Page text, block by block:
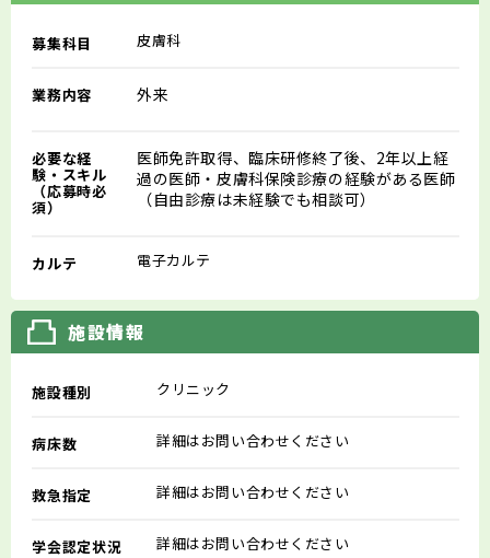
募集科目 皮膚科
業務内容 外来
必要な経
験・スキル
（応募時必
須）
医師免許取得、臨床研修終了後、2年以上経
過の医師・皮膚科保険診療の経験がある医師
（自由診療は未経験でも相談可）
カルテ 電子カルテ
施設情報
施設種別 クリニック
病床数 詳細はお問い合わせください
救急指定 詳細はお問い合わせください
学会認定状況 詳細はお問い合わせください